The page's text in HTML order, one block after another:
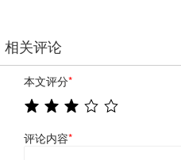
相关评论
本文评分*
评论内容*